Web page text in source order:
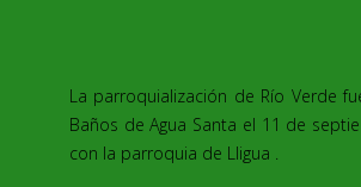
La parroquialización de Río Verde
Baños de Agua Santa el 11 de
con la parroquia de Lligua .